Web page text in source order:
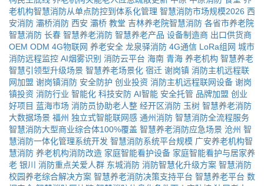
老机构智慧消防从单点防控到体系化管理 智慧消防市场规模2026 西
安消防 灞桥消防 西安 灞桥 教堂 吉林养老院智慧消防 各省市养老院
智慧消防 长春 智慧养老消防 智慧养老产品 设备制造商 出口供货商
OEM ODM 4G物联网 养老安全 龙泉驿消防 4G通信 LoRa组网 城市
消防远程监控 AI烟雾识别 消防云平台 海南 青海 养老机构 智慧养老
智慧引领型升级场景 智慧养老场景化 宿迁 谢岗镇 消防主机远程联
网加盟 谢岗镇消防 安全防护 创业投资 消防主机远程联网设备 谢岗
镇投资 消防行业 智能化 科技安防 AI智能 安全托管 品牌加盟 创业
好项目 蓝海市场 消防员协助老人整 经开区消防 玉树 智慧养老消防
大数据场景 福州 独立式智能联网感 通州消防 智慧消防全流程服务
智慧消防大型商业综合体100%覆盖 智慧养老消防应急场景 沧州 智
慧消防一体化管理系统开发 智慧消防系统平台规模 广安养老机构智
慧消防 养老机构消防改造 家庭智能看护设备 家庭智能看护与居家养
老 银川 消防重点关爱人群 东城消防 消防智慧化升级方案 智慧消防
校园养老综合解决方案 智慧养老消防决策支持平台 智慧养老平台 数